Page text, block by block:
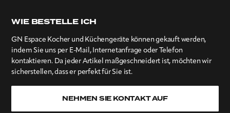
WIE BESTELLE ICH
GN Espace Kocher und Küchengeräte können gekauft werden,
indem Sie uns per E-Mail, Internetanfrage oder Telefon
kontaktieren. Da jeder Artikel maßgeschneidert ist, möchten wir
sicherstellen, dass er perfekt für Sie ist.
NEHMEN SIE KONTAKT AUF